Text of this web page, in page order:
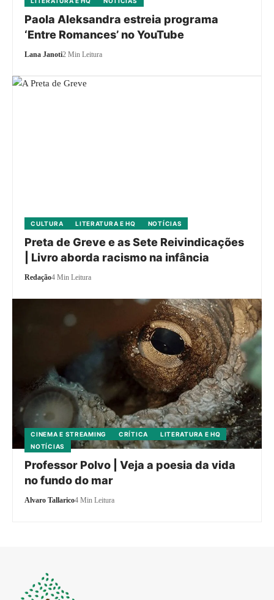
Paola Aleksandra estreia programa
‘Entre Romances’ no YouTube
Lana Janoti2 Min Leitura
CULTURA LITERATURA E HQ NOTÍCIAS
Preta de Greve e as Sete Reivindicações
| Livro aborda racismo na infância
Redação4 Min Leitura
CINEMA E STREAMING CRÍTICA
LITERATURA E HQ
NOTÍCIAS
Professor Polvo | Veja a poesia da vida
no fundo do mar
Alvaro Tallarico4 Min Leitura